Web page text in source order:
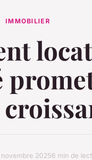
IMMOBILIER
20256 min de